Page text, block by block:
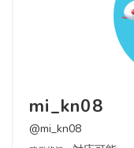
mi_kn08
@mi_kn08